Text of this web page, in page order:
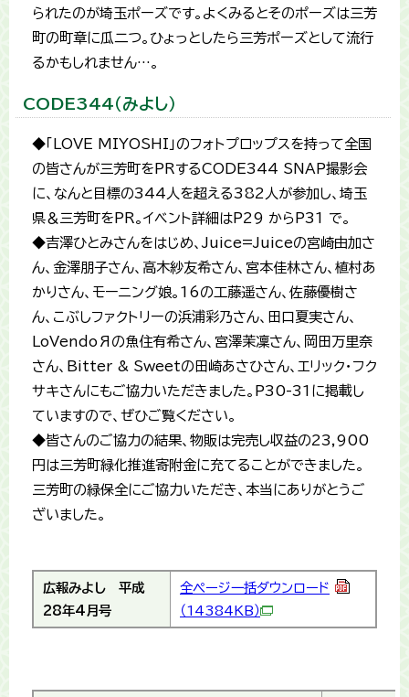
られたのが埼玉ポーズです。よくみるとそのポーズは三芳
町の町章に瓜二つ。ひょっとしたら三芳ポーズとして流行
るかもしれません…。
CODE344（みよし）
◆「LOVE MIYOSHI」のフォトプロップスを持って全国
の皆さんが三芳町をPRするCODE344 SNAP撮影会
に、なんと目標の344人を超える382人が参加し、埼玉
県＆三芳町をPR。イベント詳細はP29 からP31 で。
◆吉澤ひとみさんをはじめ、Juice=Juiceの宮崎由加さ
ん、金澤朋子さん、高木紗友希さん、宮本佳林さん、植村あ
かりさん、モーニング娘。16の工藤遥さん、佐藤優樹さ
ん、こぶしファクトリーの浜浦彩乃さん、田口夏実さん、
LoVendoЯの魚住有希さん、宮澤茉凜さん、岡田万里奈
さん、Bitter & Sweetの田崎あさひさん、エリック・フク
サキさんにもご協力いただきました。P30-31に掲載し
ていますので、ぜひご覧ください。
◆皆さんのご協力の結果、物販は完売し収益の23,900
円は三芳町緑化推進寄附金に充てることができました。
三芳町の緑保全にご協力いただき、本当にありがとうご
ざいました。
広報みよし 平成
28年4月号
全ページ一括ダウンロード
（14384KB）